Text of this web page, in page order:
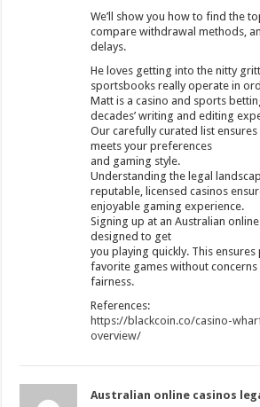
We’ll show you how to find the
compare withdrawal methods,
delays.
He loves getting into the nitty
sportsbooks really operate in
Matt is a casino and sports
decades’ writing and editing
Our carefully curated list ensures
meets your preferences
and gaming style.
Understanding the legal
reputable, licensed casinos
enjoyable gaming experience.
Signing up at an Australian online
designed to get
you playing quickly. This
favorite games without
fairness.
References:
https://blackcoin.co/casino-
overview/
Australian online casinos